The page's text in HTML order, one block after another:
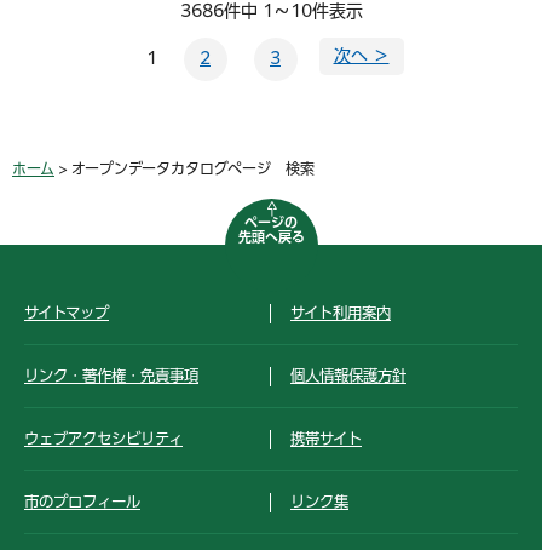
3686件中 1～10件表示
1 2 3 次へ ＞
ホーム > オープンデータカタログページ 検索
ページの
先頭へ戻る
サイトマップ サイト利用案内
リンク・著作権・免責事項 個人情報保護方針
ウェブアクセシビリティ 携帯サイト
市のプロフィール リンク集